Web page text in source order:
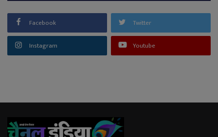
Facebook Twitter
Instagram Youtube